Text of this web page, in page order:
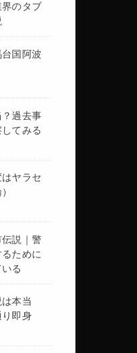
のタブ
台国阿波
過去事
てみる
はヤラセ
説｜警
ために
る
本当
即身